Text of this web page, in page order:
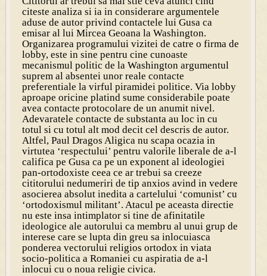
citeste analiza si ia in considerare argumentele
aduse de autor privind contactele lui Gusa ca
emisar al lui Mircea Geoana la Washington.
Organizarea programului vizitei de catre o firma de
lobby, este in sine pentru cine cunoaste
mecanismul politic de la Washington argumentul
suprem al absentei unor reale contacte
preferentiale la virful piramidei politice. Via lobby
aproape oricine platind sume considerabile poate
avea contacte protocolare de un anumit nivel.
Adevaratele contacte de substanta au loc in cu
totul si cu totul alt mod decit cel descris de autor.
Altfel, Paul Dragos Aligica nu scapa ocazia in
virtutea ‘respectului’ pentru valorile liberale de a-l
califica pe Gusa ca pe un exponent al ideologiei
pan-ortodoxiste ceea ce ar trebui sa creeze
cititorului nedumeriri de tip anxios avind in vedere
asocierea absolut inedita a cartelului ‘comunist’ cu
‘ortodoxismul militant’. Atacul pe aceasta directie
nu este insa intimplator si tine de afinitatile
ideologice ale autorului ca membru al unui grup de
interese care se lupta din greu sa inlocuiasca
ponderea vectorului religios ortodox in viata
socio-politica a Romaniei cu aspiratia de a-l
inlocui cu o noua religie civica.